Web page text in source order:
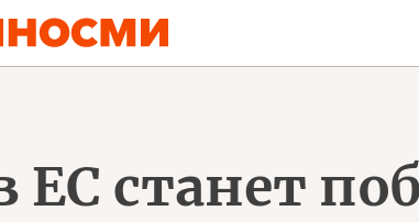
станет